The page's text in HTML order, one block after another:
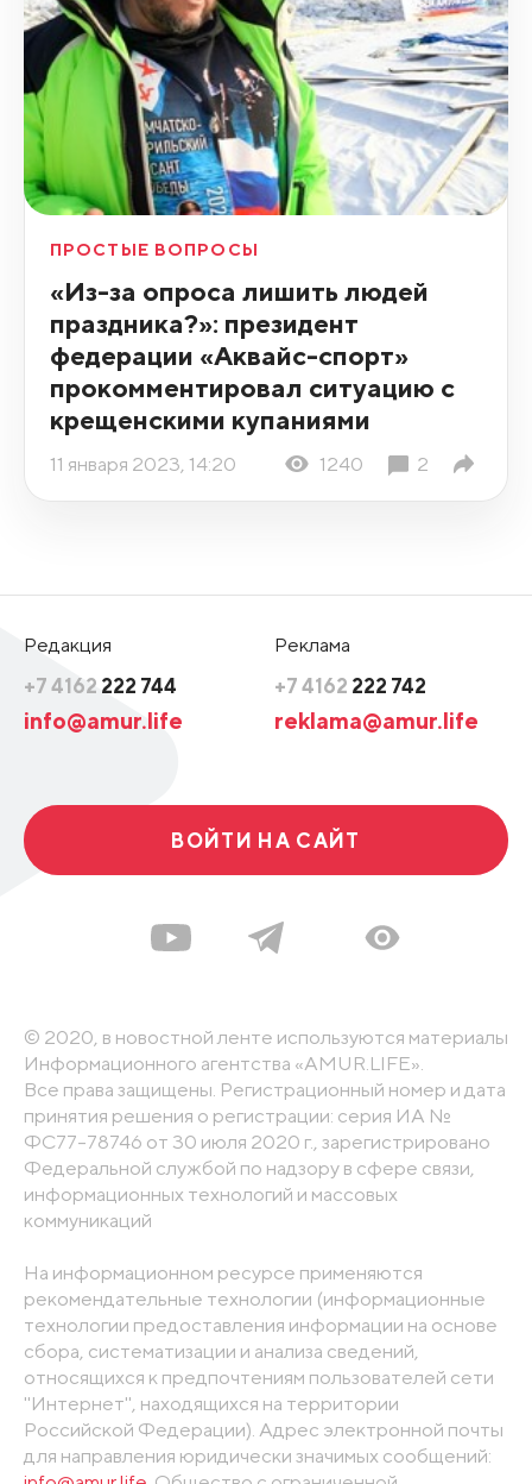
ПРОСТЫЕ ВОПРОСЫ
«Из-за опроса лишить людей
праздника?»: президент
федерации «Аквайс-спорт»
прокомментировал ситуацию с
крещенскими купаниями
11 января 2023, 14:20 1240 2
Редакция
+7 4162 222 744
info@amur.life
Реклама
+7 4162 222 742
reklama@amur.life
ВОЙТИ НА САЙТ
© 2020, в новостной ленте используются материалы
Информационного агентства «AMUR.LIFE».
Все права защищены. Регистрационный номер и дата
принятия решения о регистрации: серия ИА №
ФС77-78746 от 30 июля 2020 г., зарегистрировано
Федеральной службой по надзору в сфере связи,
информационных технологий и массовых
коммуникаций
На информационном ресурсе применяются
рекомендательные технологии (информационные
технологии предоставления информации на основе
сбора, систематизации и анализа сведений,
относящихся к предпочтениям пользователей сети
"Интернет", находящихся на территории
Российской Федерации). Адрес электронной почты
для направления юридически значимых сообщений: